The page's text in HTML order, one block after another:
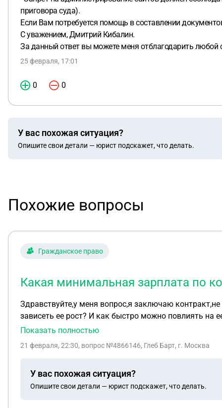
приговора суда).
Если Вам потребуется помощь в составлении
С уважением, Дмитрий Кибалин.
За данный ответ вы можете меня отблагодарить любой
25 февраля, 17:01
0 0
У вас похожая ситуация?
Опишите свои детали — юрист подскажет, что делать.
Похожие вопросы
Гражданское право
Какая минимальная зарплата по
Здравствуйте,у меня вопрос,я заключаю
зависеть ее рост? И как быстро можно повлиять на
Показать полностью
21 февраля, 22:30, вопрос №4866146, Глеб Барт, г. Москва
У вас похожая ситуация?
Опишите свои детали — юрист подскажет, что делать.